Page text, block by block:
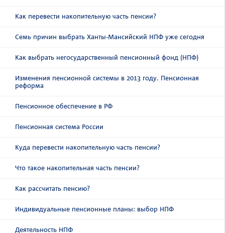
Как перевести накопительную часть пенсии?
Семь причин выбрать Ханты-Мансийский НПФ уже сегодня
Как выбрать негосударственный пенсионный фонд (НПФ)
Изменения пенсионной системы в 2013 году. Пенсионная
реформа
Пенсионное обеспечение в РФ
Пенсионная система России
Куда перевести накопительную часть пенсии?
Что такое накопительная часть пенсии?
Как рассчитать пенсию?
Индивидуальные пенсионные планы: выбор НПФ
Деятельность НПФ